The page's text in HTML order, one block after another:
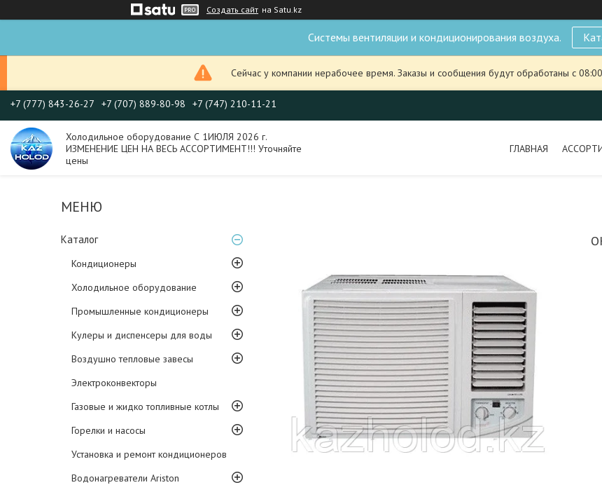
Создать сайт на Satu.kz
Системы вентиляции и кондиционирования воздуха.
Сейчас у компании нерабочее время. Заказы и сообщения будут обработаны с
+7 (777) 843-26-27 +7 (707) 889-80-98 +7 (747) 210-11-21
Холодильное оборудование С 1ИЮЛЯ 2026 г.
ИЗМЕНЕНИЕ ЦЕН НА ВЕСЬ АССОРТИМЕНТ!!! Уточняйте
цены
ГЛАВНАЯ
Каталог
Кондиционеры
Холодильное оборудование
Промышленные кондиционеры
Кулеры и диспенсеры для воды
Воздушно тепловые завесы
Электроконвекторы
Газовые и жидко топливные котлы
Горелки и насосы
Установка и ремонт кондиционеров
Водонагреватели Ariston